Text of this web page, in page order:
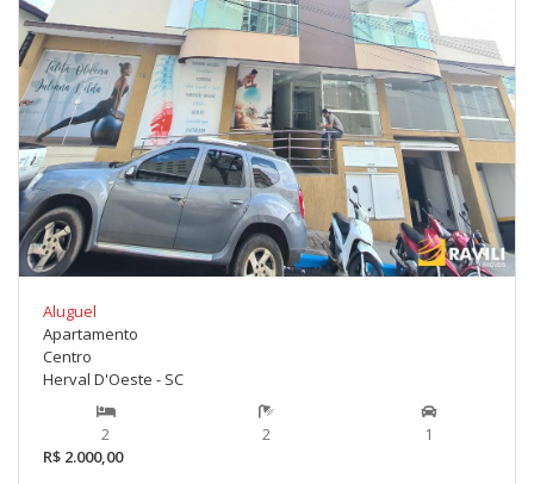
Aluguel
Apartamento
Centro
Herval D'Oeste - SC
2 2
1
R$ 2.000,00